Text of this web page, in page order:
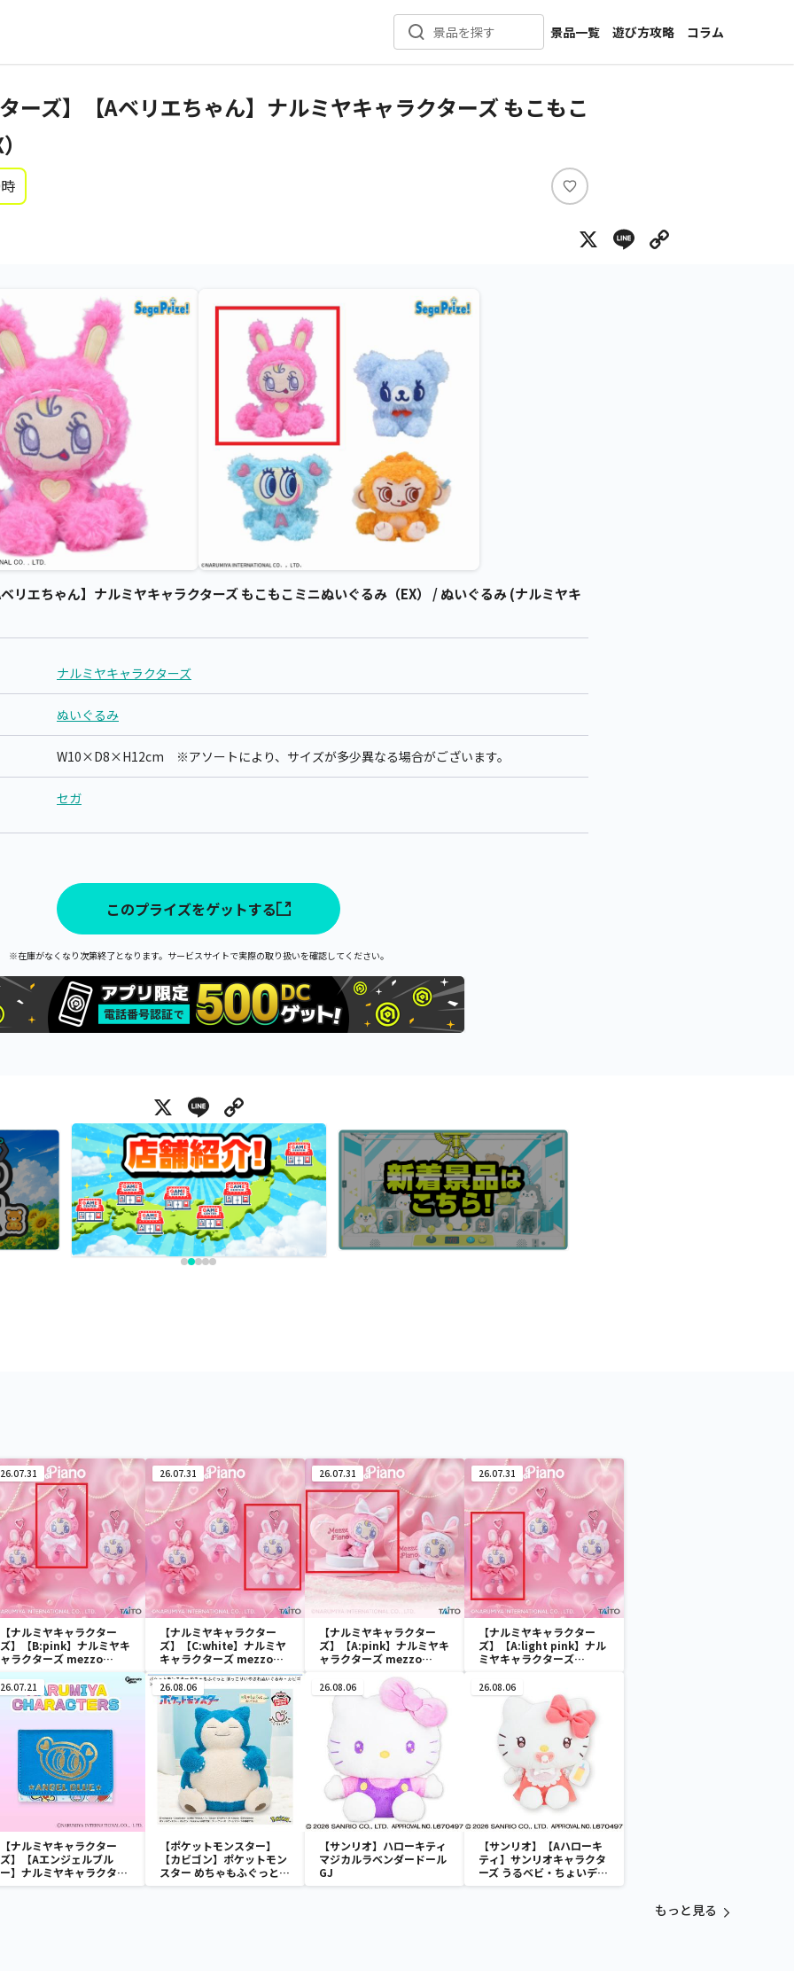
景品を探す
景品一覧
新着景品
カテゴリ一覧
遊び方攻略
コラム
インタビュー
ーズ】【Aベリエちゃん】ナルミヤキャラクターズ もこもこ
い
ね
X Line
リエちゃん】ナルミヤキャラクターズ もこもこミニぬいぐるみ（EX） / ぬいぐるみ (ナルミヤキ
ナルミヤキャラクターズ
ぬいぐるみ
W10×D8×H12cm ※アソートにより、サイズが多少異なる場合がございます。
セガ
このプライズをゲットする
※在庫がなくなり次第終了となります。サービスサイトで実際の取り扱いを確認してください。
X Line
26.07.31
【ナルミヤキャラクター
ズ】【B:pink】ナルミヤキ
ャラクターズ mezzo
piano ぬいぐるみマスコッ
ト ～Ribbon～
26.07.31
【ナルミヤキャラクター
ズ】【C:white】ナルミヤ
キャラクターズ mezzo
piano ぬいぐるみマスコッ
ト ～Ribbon～
26.07.31
【ナルミヤキャラクター
ズ】【A:pink】ナルミヤキ
ャラクターズ mezzo
Ribbon～
26.07.31
【ナルミヤキャラクター
ズ】【A:light pink】ナル
ミヤキャラクターズ
マスコット ～Ribbon～
26.07.21
【ナルミヤキャラクター
ズ】【Aエンジェルブル
ー】ナルミヤキャラクター
ズ ミニウォレット
26.08.06
【ポケットモンスター】
【カビゴン】ポケットモン
スター めちゃもふぐっと
ほっこりいやされぬいぐる
26.08.06
【サンリオ】ハローキティ
マジカルラベンダードール
GJ
26.08.06
【サンリオ】【Aハローキ
ティ】サンリオキャラクタ
ーズ うるベビ・ちょいデカ
ドール
もっと見る